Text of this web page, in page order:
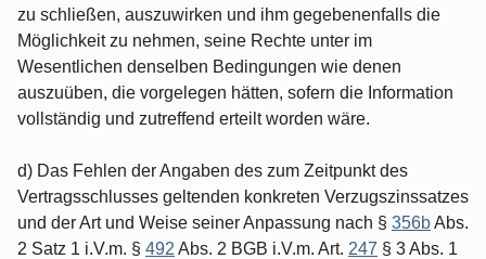
zu schließen, auszuwirken und ihm gegebenenfalls die
Möglichkeit zu nehmen, seine Rechte unter im
Wesentlichen denselben Bedingungen wie denen
auszuüben, die vorgelegen hätten, sofern die Information
vollständig und zutreffend erteilt worden wäre.
d) Das Fehlen der Angaben des zum Zeitpunkt des
Vertragsschlusses geltenden konkreten Verzugszinssatzes
und der Art und Weise seiner Anpassung nach § 356bAbs.
2 Satz 1 i.V.m. § 492 Abs. 2 BGB i.V.m. Art. 247 § 3 Abs. 1